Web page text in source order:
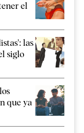
el
las
siglo
que ya